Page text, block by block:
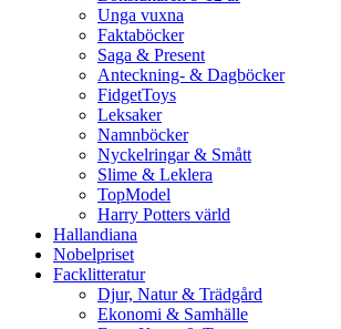
Unga vuxna
Faktaböcker
Saga & Present
Anteckning- & Dagböcker
FidgetToys
Leksaker
Namnböcker
Nyckelringar & Smått
Slime & Leklera
TopModel
Harry Potters värld
Hallandiana
Nobelpriset
Facklitteratur
Djur, Natur & Trädgård
Ekonomi & Samhälle